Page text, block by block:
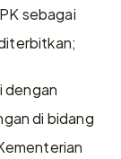
sebagai
dengan
di bidang